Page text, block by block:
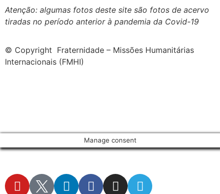
Atenção: algumas fotos deste site são fotos de acervo
tiradas no período anterior à pandemia da Covid-19
© Copyright Fraternidade – Missões Humanitárias
Internacionais (FMHI)
Manage consent